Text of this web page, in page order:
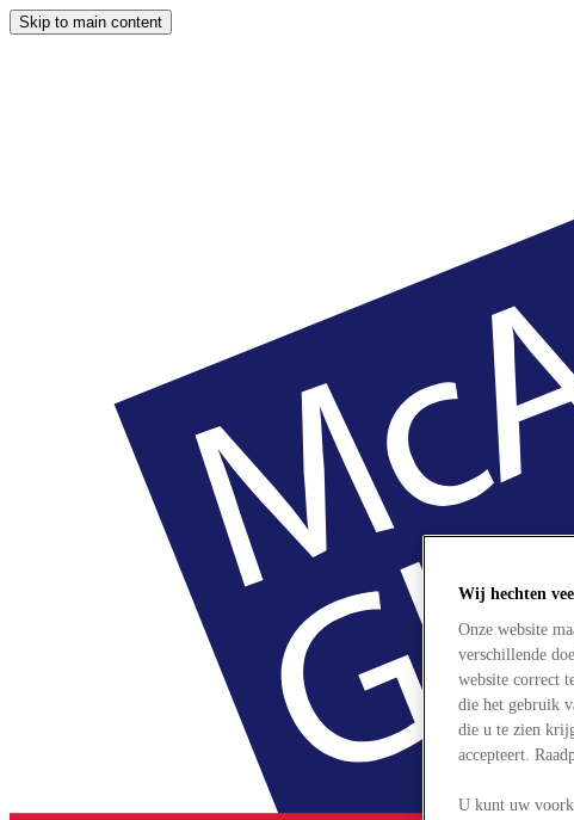
Skip to main content
Wij hechten
Onze website
verschillende
website correct
die het gebruik
die u te zien
accepteert.
U kunt uw